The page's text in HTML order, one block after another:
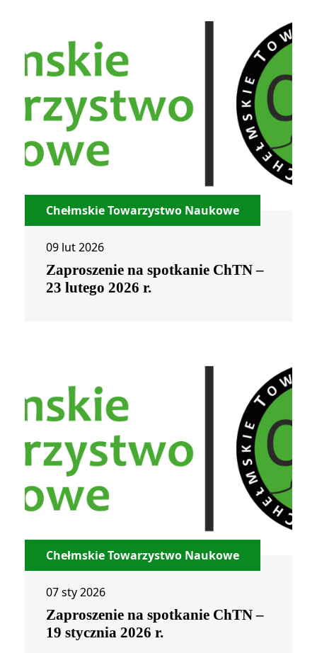
Chełmskie Towarzystwo Naukowe
09 lut 2026
Zaproszenie na spotkanie ChTN –
23 lutego 2026 r.
Chełmskie Towarzystwo Naukowe
07 sty 2026
Zaproszenie na spotkanie ChTN –
19 stycznia 2026 r.